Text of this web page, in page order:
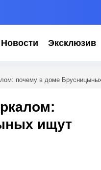
Новости Эксклюзив
почему в доме
ищут